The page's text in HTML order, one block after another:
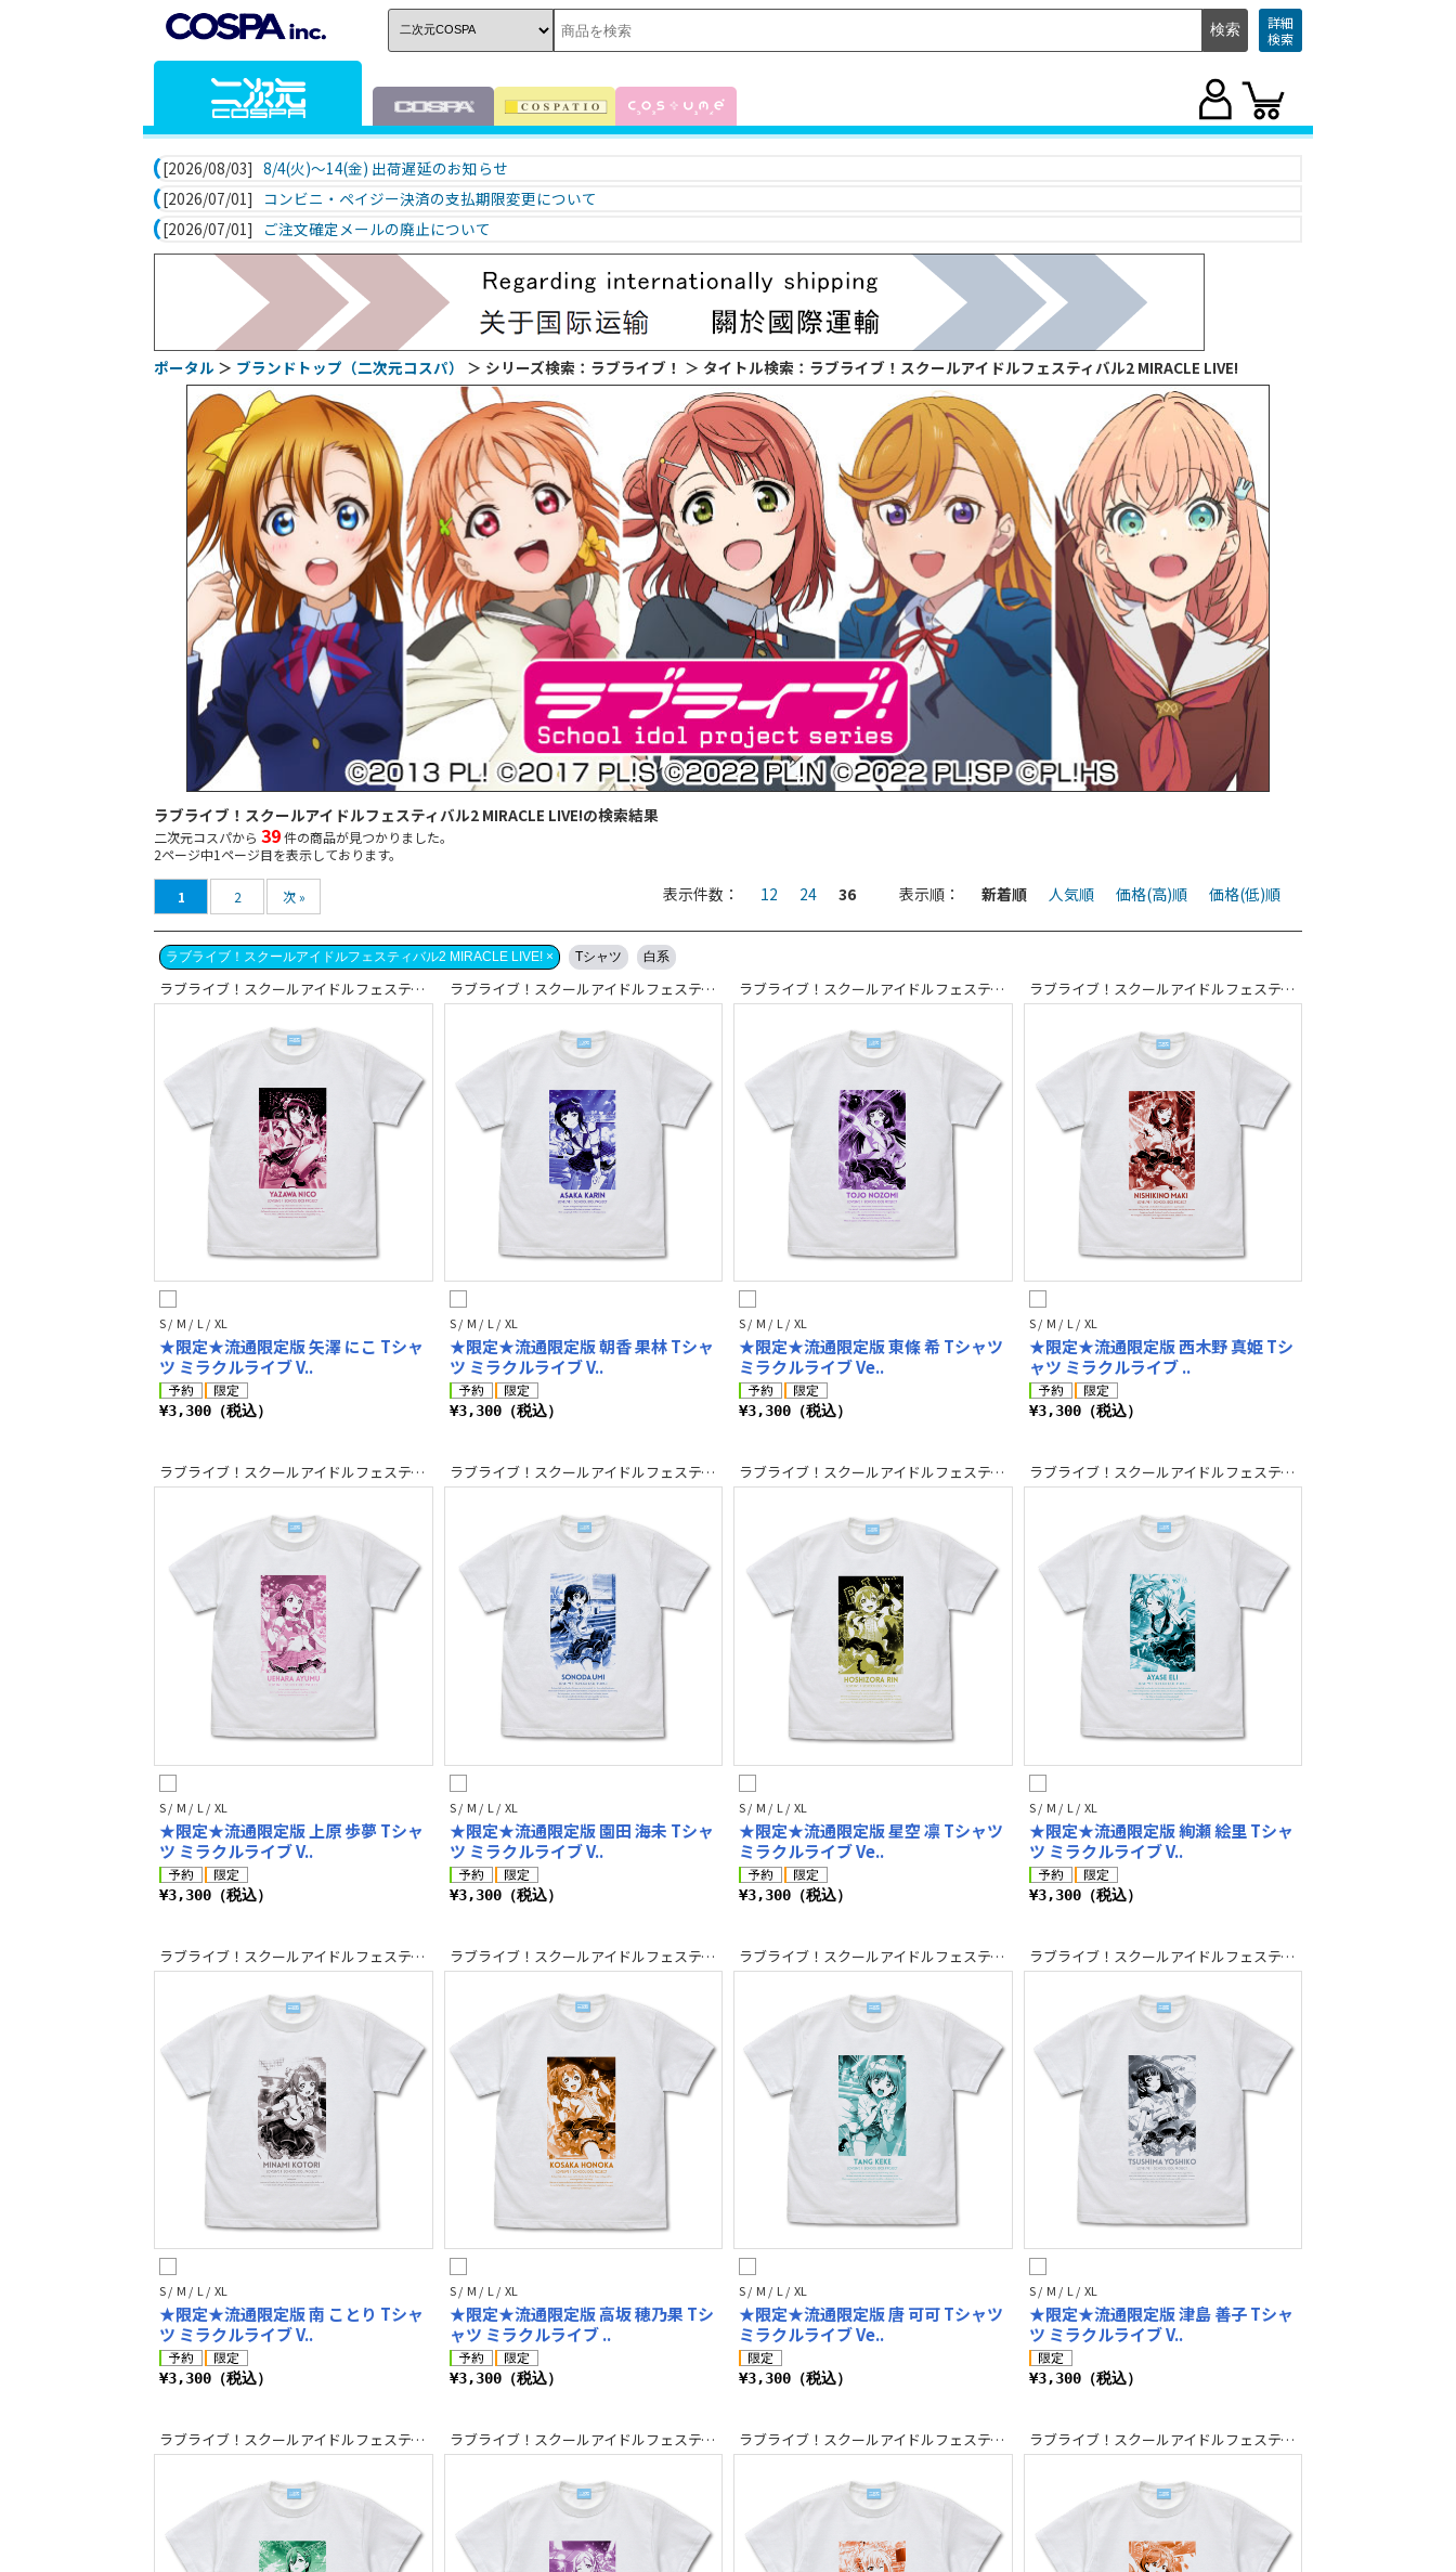
詳細
検索
[2026/08/03] 8/4(火)～14(金) 出荷遅延のお知らせ
[2026/07/01]
コンビニ・ペイジー決済の支払期限変更について
[2026/07/01]
ご注文確定メールの廃止について
ポータル ＞ ブランドトップ（二次元コスパ） ＞ シリーズ検索：ラブライブ！ ＞ タイトル検索：ラブライブ！スクールアイドルフェスティバル2 MIRACLE LIVE!
ラブライブ！スクールアイドルフェスティバル2 MIRACLE LIVE!の検索結果
二次元コスパから 39件の商品が見つかりました。
2ページ中1 ページ目を表示しております。
1 2 次 » 表示件数： 12 24 36 表示順： 新着順 人気順 価格(高)順 価格(低)順
ラブライブ！スクールアイドルフェスティバル2 MIRACLE LIVE! × Tシャツ 白系
ラブライブ！スクールアイドルフェスティバル2 MIRACLE LIVE!
S / M / L / XL
★限定★流通限定版 矢澤 にこ Tシャ
ツ ミラクルライブ V..
¥3,300（税込）
ラブライブ！スクールアイドルフェスティバル2 MIRACLE LIVE!
S / M / L / XL
★限定★流通限定版 朝香 果林 Tシャ
ツ ミラクルライブ V..
¥3,300（税込）
ラブライブ！スクールアイドルフェスティバル2 MIRACLE LIVE!
S / M / L / XL
★限定★流通限定版 東條 希 Tシャツ
ミラクルライブ Ve..
¥3,300（税込）
ラブライブ！スクールアイドルフェスティバル2 MIRACLE LIVE!
S / M / L / XL
★限定★流通限定版 西木野 真姫 Tシ
ャツ ミラクルライブ ..
¥3,300（税込）
ラブライブ！スクールアイドルフェスティバル2 MIRACLE LIVE!
S / M / L / XL
★限定★流通限定版 上原 歩夢 Tシャ
ツ ミラクルライブ V..
¥3,300（税込）
ラブライブ！スクールアイドルフェスティバル2 MIRACLE LIVE!
S / M / L / XL
★限定★流通限定版 園田 海未 Tシャ
ツ ミラクルライブ V..
¥3,300（税込）
ラブライブ！スクールアイドルフェスティバル2 MIRACLE LIVE!
S / M / L / XL
★限定★流通限定版 星空 凛 Tシャツ
ミラクルライブ Ve..
¥3,300（税込）
ラブライブ！スクールアイドルフェスティバル2 MIRACLE LIVE!
S / M / L / XL
★限定★流通限定版 絢瀬 絵里 Tシャ
ツ ミラクルライブ V..
¥3,300（税込）
ラブライブ！スクールアイドルフェスティバル2 MIRACLE LIVE!
S / M / L / XL
★限定★流通限定版 南 ことり Tシャ
ツ ミラクルライブ V..
¥3,300（税込）
ラブライブ！スクールアイドルフェスティバル2 MIRACLE LIVE!
S / M / L / XL
★限定★流通限定版 高坂 穂乃果 Tシ
ャツ ミラクルライブ ..
¥3,300（税込）
ラブライブ！スクールアイドルフェスティバル2 MIRACLE LIVE!
S / M / L / XL
★限定★流通限定版 唐 可可 Tシャツ
ミラクルライブ Ve..
¥3,300（税込）
ラブライブ！スクールアイドルフェスティバル2 MIRACLE LIVE!
S / M / L / XL
★限定★流通限定版 津島 善子 Tシャ
ツ ミラクルライブ V..
¥3,300（税込）
ラブライブ！スクールアイドルフェスティバル2 MIRACLE LIVE! ラブライブ！スクールアイドルフェスティバル2 MIRACLE LIVE! ラブライブ！スクールアイドルフェスティバル2 MIRACLE LIVE! ラブライブ！スクールアイドルフェスティバル2 MIRACLE LIVE!